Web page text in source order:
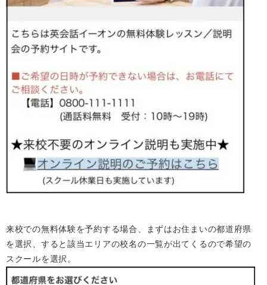
来校での無料体験を予約する場合、まずはお住まいの都道府県
を選択、すると該当エリアの校名の一覧が出てくるので希望の
スクールを選択。